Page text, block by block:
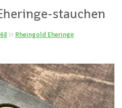
stauchen
in Rheingold Eheringe